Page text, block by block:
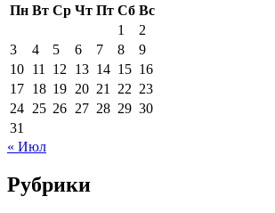
Пн Вт Ср Чт Пт Сб Вс
1
2
3
4 5 6 7 8
9
10 11 12 13 14 15 16
17 18 19 20 21 22 23
24 25 26 27 28 29 30
31
« Июл
Рубрики